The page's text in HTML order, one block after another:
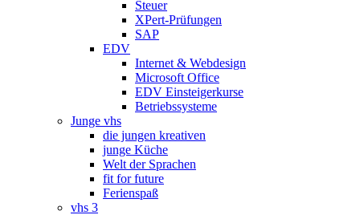
Steuer
XPert-Prüfungen
SAP
EDV
Internet & Webdesign
Microsoft Office
EDV Einsteigerkurse
Betriebssysteme
Junge vhs
die jungen kreativen
junge Küche
Welt der Sprachen
fit for future
Ferienspaß
vhs 3